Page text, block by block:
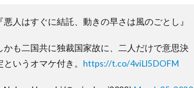
『悪人はすぐに結託、動きの早さは風のごとし』
かも二国共に独裁国家故に、二人だけで意思決
というオマケ付き。 https://t.co/4viLl5DOFM